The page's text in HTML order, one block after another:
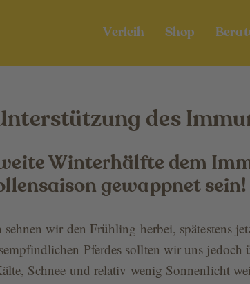
Verleih Shop
des
Winterhälfte dem
gewappnet sein!
wir den Frühling herbei, spätestens
Pferdes sollten wir uns
Schnee und relativ wenig Sonnenlicht